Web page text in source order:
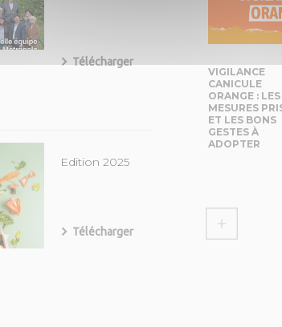
Télécharger
Edition 2025
Télécharger
VIGILANCE
CANICULE
ORANGE : LES
MESURES
ET LES BONS
GESTES À
ADOPTER